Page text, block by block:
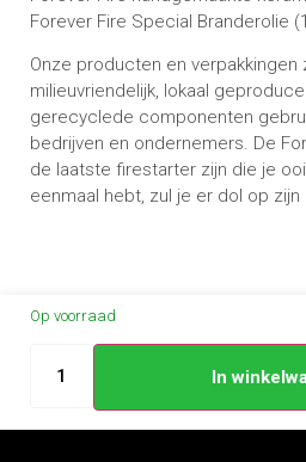
Forever Fire Special Branderolie
Onze producten en verpakkingen
milieuvriendelijk, lokaal
gerecyclede componenten
bedrijven en ondernemers. De
de laatste firestarter zijn die je
eenmaal hebt, zul je er dol op zijn
Op voorraad
In